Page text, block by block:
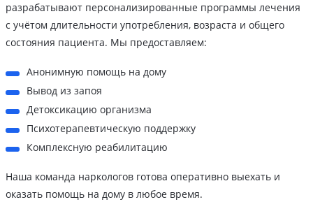
разрабатывают персонализированные программы лечения
с учётом длительности употребления, возраста и общего
состояния пациента. Мы предоставляем:
Анонимную помощь на дому
Вывод из запоя
Детоксикацию организма
Психотерапевтическую поддержку
Комплексную реабилитацию
Наша команда наркологов готова оперативно выехать и
оказать помощь на дому в любое время.